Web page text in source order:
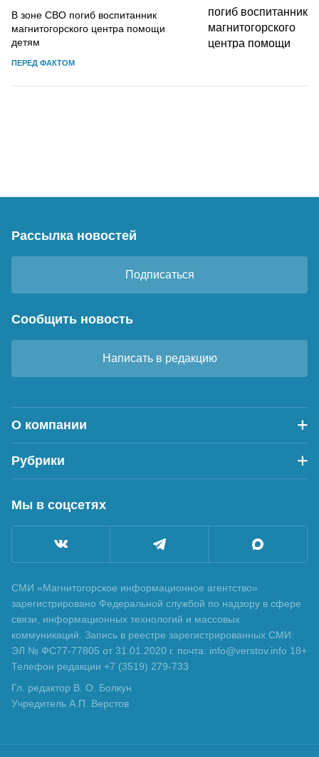
В зоне СВО погиб воспитанник
магнитогорского центра помощи
детям
ПЕРЕД ФАКТОМ
Рассылка новостей
Подписаться
Сообщить новость
Написать в редакцию
О компании
Рубрики
Мы в соцсетях
СМИ «Магнитогорское информационное агентство»
зарегистрировано Федеральной службой по надзору в сфере
связи, информационных технологий и массовых
коммуникаций. Запись в реестре зарегистрированных СМИ:
ЭЛ № ФС77-77805 от 31.01.2020 г. почта: info@verstov.info 18+
Телефон редакции +7 (3519) 279-733
Гл. редактор В. О. Болкун
Учредитель А.П. Верстов